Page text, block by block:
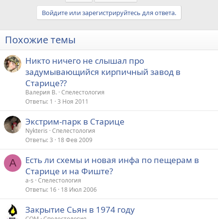
Войдите или зарегистрируйтесь для ответа.
Похожие темы
Никто ничего не слышал про
задумывающийся кирпичный завод в
Старице??
Валерия В. Спелестология
Ответы 1 3 Ноя 2011
Экстрим-парк в Старице
Nykteris Спелестология
Ответы 3 18 Фев 2009
A
Есть ли схемы и новая инфа по пещерам в
Старице и на Фиште?
a-s Спелестология
Ответы 16 18 Июл 2006
Закрытие Сьян в 1974 году